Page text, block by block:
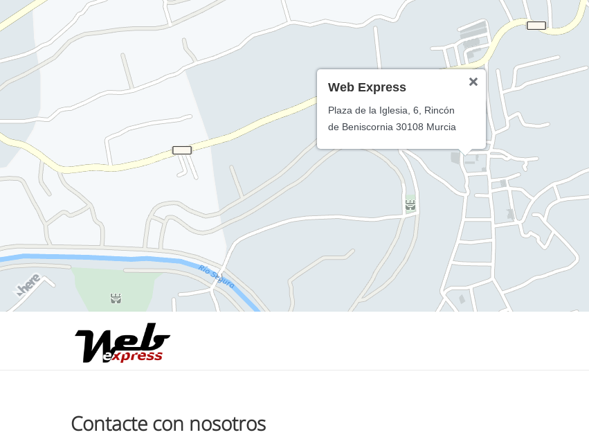
Web Express
Plaza de la Iglesia, 6, Rincón
de Beniscornia 30108 Murcia
Contacte con nosotros